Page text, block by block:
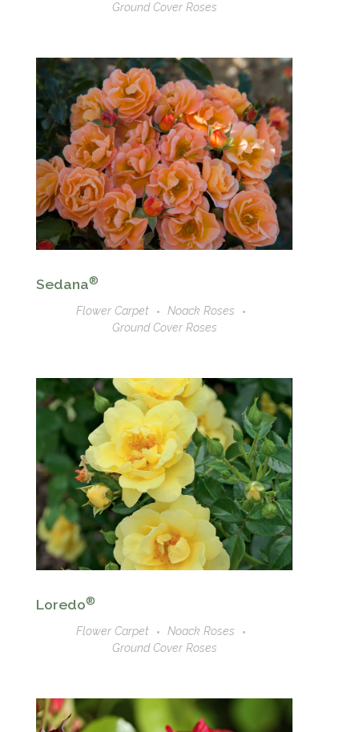
Ground Cover Roses
Sedana®
Flower Carpet
Noack Roses
Ground Cover Roses
Loredo®
Flower Carpet
Noack Roses
Ground Cover Roses